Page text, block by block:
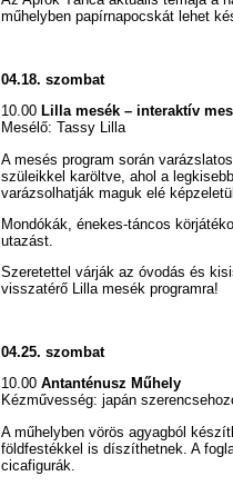
műhelyben papírnapocskát lehet
04.18. szombat
10.00 Lilla mesék – interaktív
Mesélő: Tassy Lilla
A mesés program során
szüleikkel karöltve, ahol a
varázsolhatják maguk elé
Mondókák, énekes-táncos
utazást.
Szeretettel várják az óvodás és
visszatérő Lilla mesék programra!
04.25. szombat
10.00 Antanténusz Műhely
Kézművesség: japán
A műhelyben vörös agyagból
földfestékkel is díszíthetnek. A
cicafigurák.